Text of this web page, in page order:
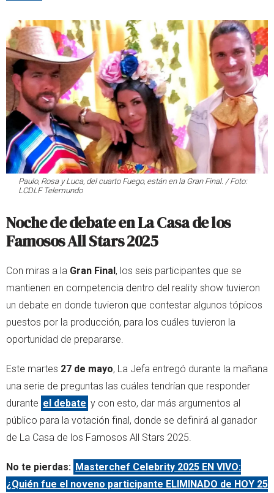
Paulo, Rosa y Luca, del cuarto Fuego, están en la Gran Final. / Foto:
LCDLF Telemundo
Noche de debate en La Casa de los
Famosos All Stars 2025
Con miras a la Gran Final, los seis participantes que se
mantienen en competencia dentro del reality show tuvieron
un debate en donde tuvieron que contestar algunos tópicos
puestos por la producción, para los cuáles tuvieron la
oportunidad de prepararse.
Este martes 27 de mayo, La Jefa entregó durante la mañana
una serie de preguntas las cuáles tendrían que responder
durante el debate y con esto, dar más argumentos al
público para la votación final, donde se definirá al ganador
de La Casa de los Famosos All Stars 2025.
No te pierdas: Masterchef Celebrity 2025 EN VIVO:
¿Quién fue el noveno participante ELIMINADO de HOY 25